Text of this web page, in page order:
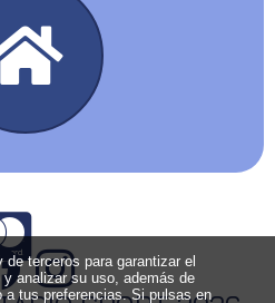
terceros para garantizar el
analizar su uso, además de
a tus preferencias. Si pulsas en